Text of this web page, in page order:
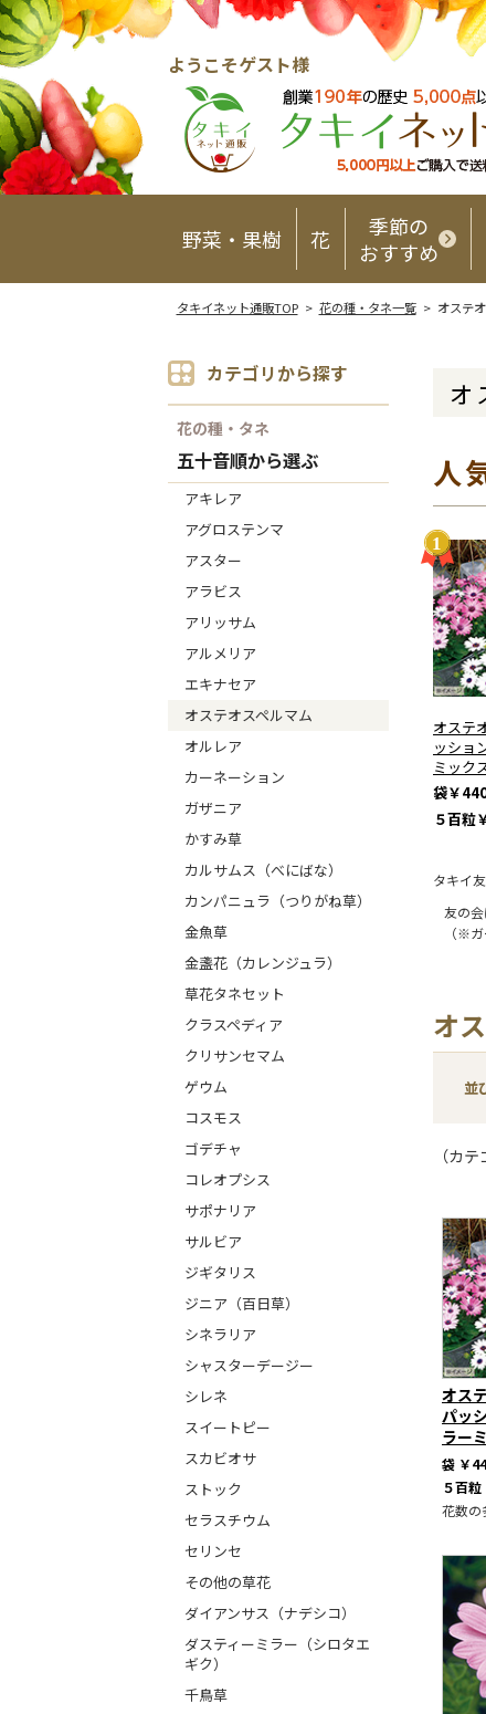
ようこそゲスト様
野菜・果樹 花
季節の
おすすめ
タキイネット通販TOP> 花の種・タネ一覧> オステオ
カテゴリから探す
花の種・タネ
五十音順から選ぶ
アキレア
アグロステンマ
アスター
アラビス
アリッサム
アルメリア
エキナセア
オステオスペルマム
オルレア
カーネーション
ガザニア
かすみ草
カルサムス（べにばな）
カンパニュラ（つりがね草）
金魚草
金盞花（カレンジュラ）
草花タネセット
クラスペディア
クリサンセマム
ゲウム
コスモス
ゴデチャ
コレオプシス
サポナリア
サルビア
ジギタリス
ジニア（百日草）
シネラリア
シャスターデージー
シレネ
スイートピー
スカビオサ
ストック
セラスチウム
セリンセ
その他の草花
ダイアンサス（ナデシコ）
ダスティーミラー（シロタエ
ギク）
千鳥草
オ
人
オステ
ッショ
ミック
袋￥
５百粒
タキイ
友の
（※
オ
並
（カ
オス
パッ
ラー
袋 ￥
５百粒
花数の